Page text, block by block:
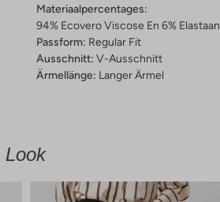
Materiaalpercentages:
94% Ecovero Viscose En 6% Elastaan
Passform: Regular Fit
Ausschnitt: V-Ausschnitt
Ärmellänge: Langer Ärmel
Look